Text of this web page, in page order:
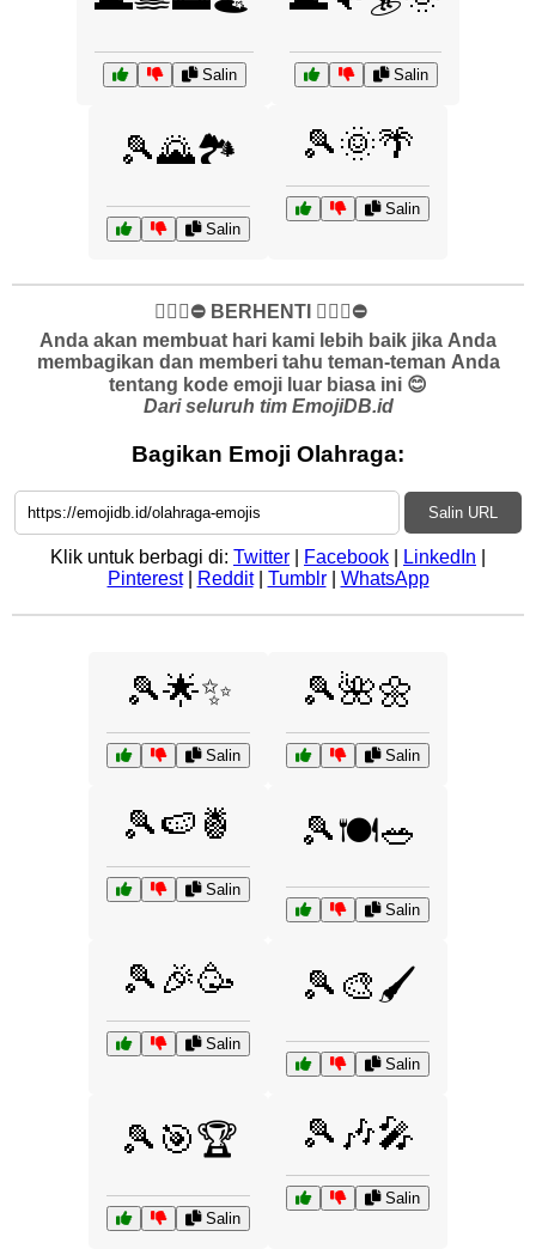
Salin Salin
🎾🌄🏞️
Salin
🎾🌞🌴
Salin
✋🏻🛑⛔️ BERHENTI ✋🏻🛑⛔️
Anda akan membuat hari kami lebih baik jika Anda
membagikan dan memberi tahu teman-teman Anda
tentang kode emoji luar biasa ini 😊
Dari seluruh tim EmojiDB.id
Bagikan Emoji Olahraga:
Salin URL
Klik untuk berbagi di: Twitter Facebook LinkedIn
Pinterest| Reddit| Tumblr| WhatsApp
🎾🌟✨
Salin
🎾🌺🌼
Salin
🎾🍉🍍
Salin
🎾🍽️🥗
Salin
🎾🎉🥳
Salin
🎾🎨🖌️
Salin
🎾🎯🏆
Salin
🎾🎶🎤
Salin